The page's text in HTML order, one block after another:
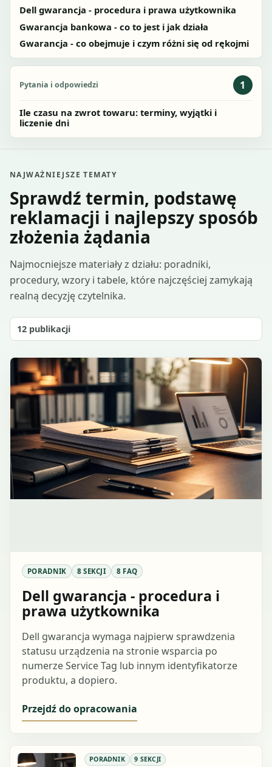
Dell gwarancja - procedura i prawa użytkownika
Gwarancja bankowa - co to jest i jak działa
Gwarancja - co obejmuje i czym różni się od rękojmi
Pytania i odpowiedzi 1
Ile czasu na zwrot towaru: terminy, wyjątki i
liczenie dni
NAJWAŻNIEJSZE TEMATY
Sprawdź termin, podstawę
reklamacji i najlepszy sposób
złożenia żądania
Najmocniejsze materiały z działu: poradniki,
procedury, wzory i tabele, które najczęściej zamykają
realną decyzję czytelnika.
12 publikacji
PORADNIK 8 SEKCJI 8 FAQ
Dell gwarancja - procedura i
prawa użytkownika
Dell gwarancja wymaga najpierw sprawdzenia
statusu urządzenia na stronie wsparcia po
numerze Service Tag lub innym identyfikatorze
produktu, a dopiero.
Przejdź do opracowania
PORADNIK 9 SEKCJI